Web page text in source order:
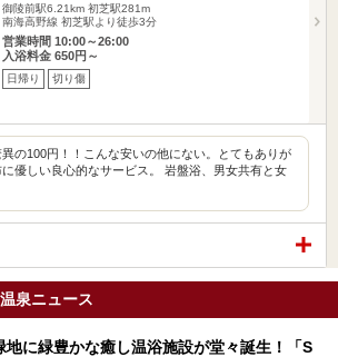
御陵前駅6.21km 初芝駅281m
南海高野線 初芝駅より徒歩3分
営業時間 10:00～26:00
入浴料金 650円～
日帰り 切り傷
の100円！！こんな安いの他にない。とてもありが
優しい良心的なサービス。 岩盤浴、男女共有と女
泉ニュース
地に緑豊かな癒し温浴施設が堂々誕生！「S